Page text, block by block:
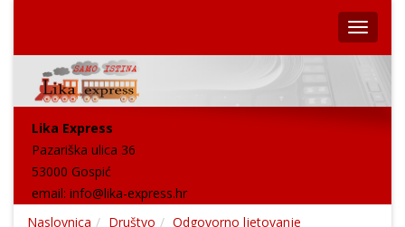
Lika Express
Pazariška ulica 36
53000 Gospić
email: info@lika-express.hr
Naslovnica
Društvo
Odgovorno ljetovanje